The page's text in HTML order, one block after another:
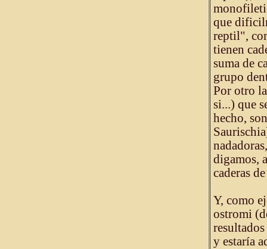
que
reptil",
tienen
suma de
grupo
Por otro
si...) que
hecho,
digamos,
caderas
Y, como
ostromi
y estaría